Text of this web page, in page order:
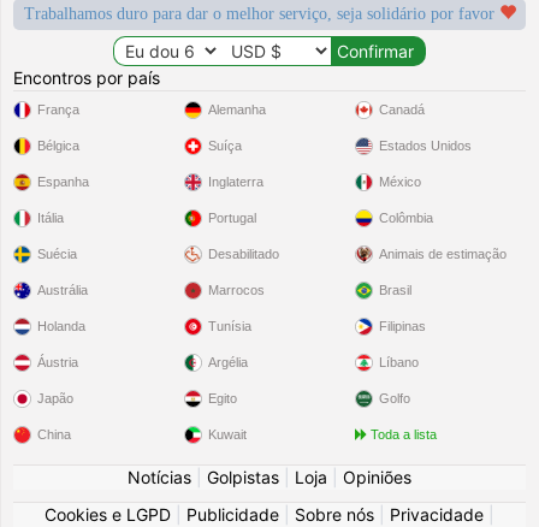
Trabalhamos duro para dar o melhor serviço, seja solidário por favor
Encontros por país
França
Bélgica
Espanha
Itália
Suécia
Alemanha
Suíça
Inglaterra
Portugal
Desabilitado
Canadá
Estados Unidos
México
Colômbia
Animais de estimação
Austrália
Holanda
Áustria
Japão
China
Marrocos
Tunísia
Argélia
Egito
Kuwait
Brasil
Filipinas
Líbano
Golfo
Toda a lista
Notícias Golpistas Loja
Opiniões
Cookies e LGPD
Publicidade Sobre nós Privacidade